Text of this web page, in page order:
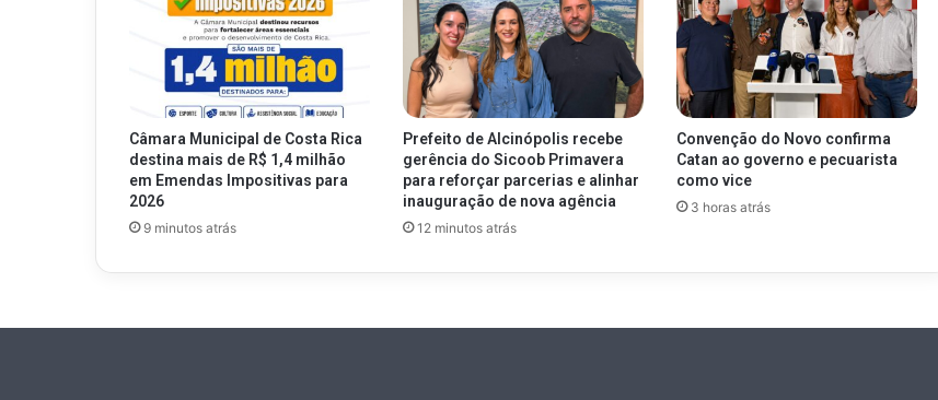
Câmara Municipal de Costa Rica
destina mais de R$ 1,4 milhão
em Emendas Impositivas para
2026
9 minutos atrás
Prefeito de Alcinópolis recebe
gerência do Sicoob Primavera
para reforçar parcerias e alinhar
inauguração de nova agência
12 minutos atrás
Convenção do Novo confirma
Catan ao governo e pecuarista
como vice
3 horas atrás